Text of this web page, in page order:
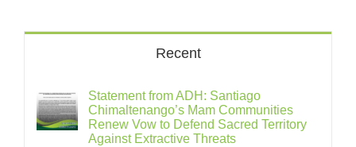
Recent
Statement from ADH: Santiago
Chimaltenango’s Mam Communities
Renew Vow to Defend Sacred Territory
Against Extractive Threats